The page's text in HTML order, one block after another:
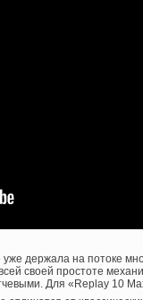
уже держала на потоке
своей простоте
Для «Replay 10